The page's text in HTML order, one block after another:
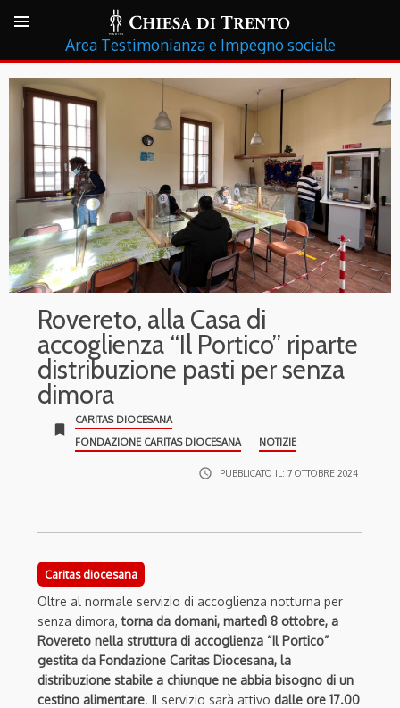
Testimonianza e Impegno sociale
Rovereto, alla Casa di
accoglienza “Il Portico” riparte
distribuzione pasti per senza
dimora
bookmark
CARITAS DIOCESANA
FONDAZIONE CARITAS DIOCESANA
NOTIZIE
access_time PUBBLICATO IL: 7 OTTOBRE 2024
Caritas diocesana
Oltre al normale servizio di accoglienza notturna per
senza dimora,torna da domani, martedì 8 ottobre, a
Rovereto nella struttura di accoglienza “Il Portico”
gestita da Fondazione Caritas Diocesana, la
distribuzione stabile a chiunque ne abbia bisogno di un
cestino alimentare. Il servizio sarà attivo dalle ore 17.00